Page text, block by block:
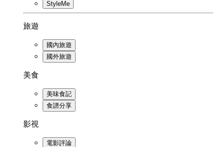
StyleMe
旅遊
國內旅遊
國外旅遊
美食
美味食記
食譜分享
影視
電影評論